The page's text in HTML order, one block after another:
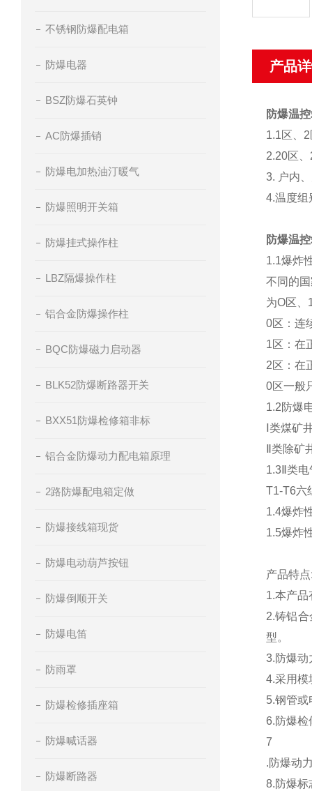
不锈钢防爆配电箱
防爆电器
BSZ防爆石英钟
AC防爆插销
防爆电加热油汀暖气
防爆照明开关箱
防爆挂式操作柱
LBZ隔爆操作柱
铝合金防爆操作柱
BQC防爆磁力启动器
BLK52防爆断路器开关
BXX51防爆检修箱非标
铝合金防爆动力配电箱原理
2路防爆配电箱定做
防爆接线箱现货
防爆电动葫芦按钮
防爆倒顺开关
防爆电笛
防雨罩
防爆检修插座箱
防爆喊话器
防爆断路器
产品
防爆温
1.1区、
2.20区
3. 户内
4.温度
防爆温
1.1爆炸
不同的
为O区、
0区：连
1区：在
2区：在
0区一般
1.2防爆
Ⅰ类煤矿
Ⅱ类除
1.3Ⅱ类
T1-T6六
1.4爆炸
1.5爆炸
产品特点
1.本产品
2.铸铝
型。
3.防爆动
4.采用模
5.钢管或
6.防爆检
7
.防爆动
8.防爆标